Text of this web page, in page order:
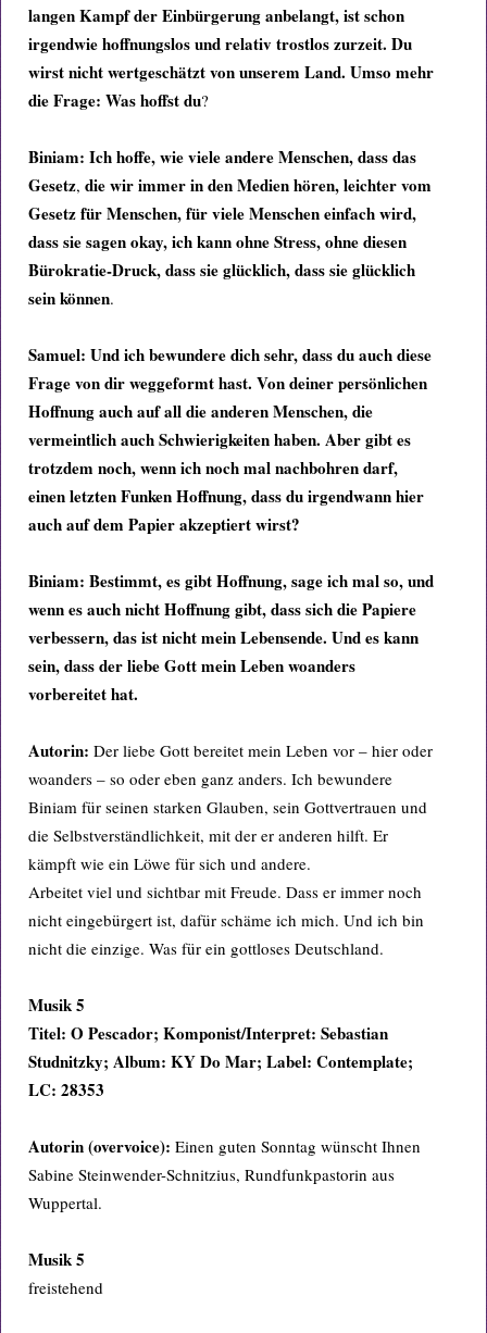
langen Kampf der Einbürgerung anbelangt, ist schon
irgendwie hoffnungslos und relativ trostlos zurzeit. Du
wirst nicht wertgeschätzt von unserem Land. Umso mehr
die Frage: Was hoffst du?
Biniam: Ich hoffe, wie viele andere Menschen, dass das
Gesetz, die wir immer in den Medien hören, leichter vom
Gesetz für Menschen, für viele Menschen einfach wird,
dass sie sagen okay, ich kann ohne Stress, ohne diesen
Bürokratie-Druck, dass sie glücklich,dass sie glücklich
sein können.
Samuel: Und ich bewundere dich sehr, dass du auch diese
Frage von dir weggeformt hast. Von deiner persönlichen
Hoffnung auch auf all die anderen Menschen, die
vermeintlich auch Schwierigkeiten haben. Aber gibt es
trotzdem noch, wenn ich noch mal nachbohren darf,
einen letzten Funken Hoffnung, dass du irgendwann hier
auch auf dem Papier akzeptiert wirst?
Biniam: Bestimmt,es gibt Hoffnung, sage ich mal so, und
wenn es auch nicht Hoffnung gibt, dass sich die Papiere
verbessern, das ist nicht mein Lebensende. Und es kann
sein, dass der liebe Gott mein Leben woanders
vorbereitet hat.
Autorin: Der liebe Gott bereitet mein Leben vor – hier oder
woanders – so oder eben ganz anders. Ich bewundere
Biniam für seinen starken Glauben, sein Gottvertrauen und
die Selbstverständlichkeit, mit der er anderen hilft. Er
kämpft wie ein Löwe für sich und andere.
Arbeitet viel und sichtbar mit Freude. Dass er immer noch
nicht eingebürgert ist, dafür schäme ich mich. Und ich bin
nicht die einzige. Was für ein gottloses Deutschland.
Musik 5
Titel: O Pescador; Komponist/Interpret: Sebastian
Studnitzky; Album: KY Do Mar; Label: Contemplate;
LC: 28353
Autorin (overvoice): Einen guten Sonntag wünscht Ihnen
Sabine Steinwender-Schnitzius, Rundfunkpastorin aus
Wuppertal.
Musik 5
freistehend